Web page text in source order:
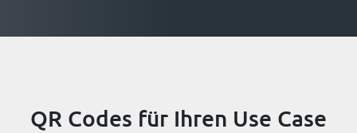
QR Codes für Ihren Use Case